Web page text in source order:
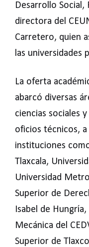
Desarrollo Social,
directora del
Carretero, quien
las universidades
La oferta
abarcó diversas
ciencias sociales
oficios técnicos,
instituciones
Tlaxcala,
Universidad
Superior de
Isabel de
Mecánica del
Superior de